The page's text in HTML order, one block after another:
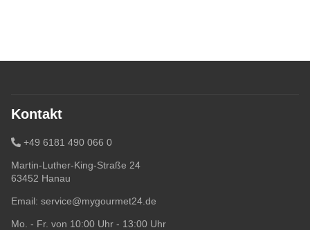
Kontakt
+49 6181 490 066 0
Martin-Luther-King-Straße 24
63452 Hanau
Email: service@mygourmet24.de
Mo. - Fr. von 10:00 Uhr - 13:00 Uhr